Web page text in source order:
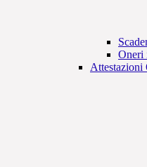
Oneri
Attestazioni